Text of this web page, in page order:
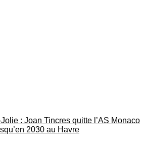
: Joan Tincres quitte l’AS Monaco
2030 au Havre